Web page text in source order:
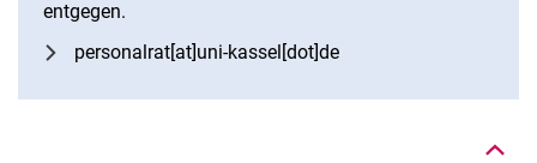
entgegen.
personalrat[at]uni-kassel[dot]de
Nach oben